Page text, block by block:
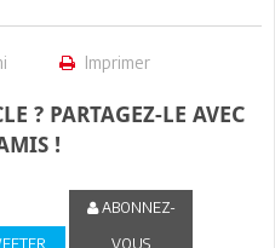
Imprimer
? PARTAGEZ-LE AVEC
!
ABONNEZ-
VOUS